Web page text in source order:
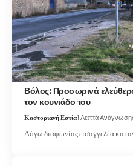
Βόλος: Προσωρινά
τον κουνιάδο του
Καστοριανή Εστία1 Λεπτά
Λόγω διαφωνίας εισαγγελέα και